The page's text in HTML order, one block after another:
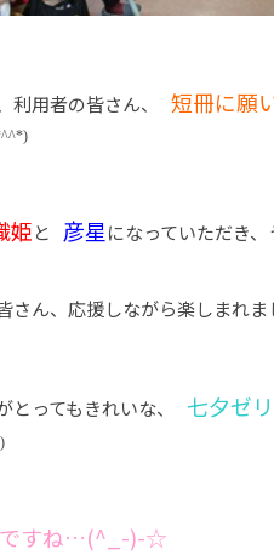
用者の皆さん、 短冊に願
姫と 彦星になっていただき
さん、応援しながら楽しまれま
ってもきれいな、 七夕ゼ
ですね…(^_-)-☆